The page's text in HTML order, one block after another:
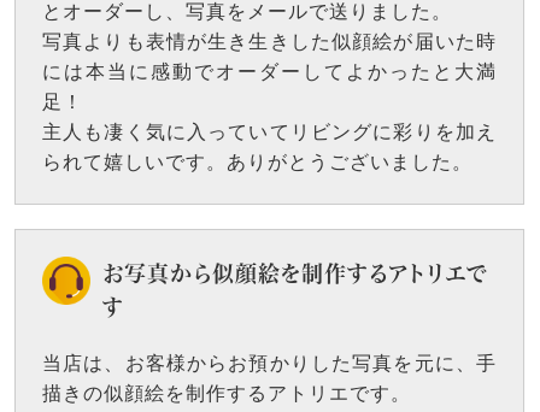
とオーダーし、写真をメールで送りました。
写真よりも表情が生き生きした似顔絵が届いた時
には本当に感動でオーダーしてよかったと大満
足！
主人も凄く気に入っていてリビングに彩りを加え
られて嬉しいです。ありがとうございました。
お写真から似顔絵を制作するアトリエで
す
当店は、お客様からお預かりした写真を元に、手
描きの似顔絵を制作するアトリエです。